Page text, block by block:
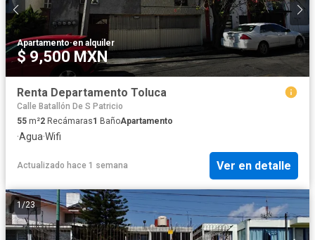
Apartamento·en alquiler
$ 9,500 MXN
Renta Departamento Toluca
Calle Batallón De S Patricio
55 m²2 Recámaras1 BañoApartamento
·Agua·Wifi
Actualizado hace 1 semana Ver en detalle
1/23